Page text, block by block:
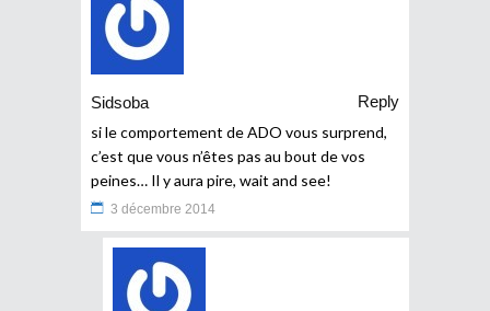
Sidsoba
Reply
si le comportement de ADO vous surprend,
c’est que vous n’êtes pas au bout de vos
peines… Il y aura pire, wait and see!
3 décembre 2014